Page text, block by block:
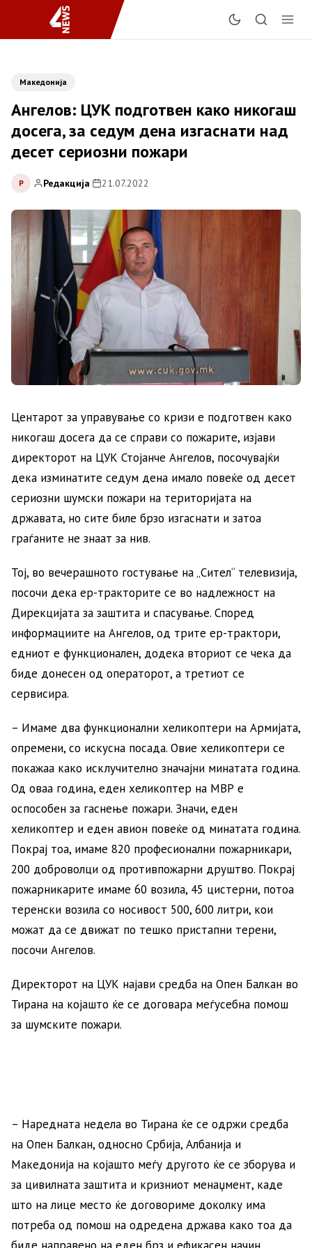
Македонија
Ангелов: ЦУК подготвен како никогаш
досега, за седум дена изгаснати над
десет сериозни пожари
Р Редакција| 21.07.2022
Центарот за управување со кризи е подготвен како
никогаш досега да се справи со пожарите, изјави
директорот на ЦУК Стојанче Ангелов, посочувајќи
дека изминатите седум дена имало повеќе од десет
сериозни шумски пожари на територијата на
државата, но сите биле брзо изгаснати и затоа
граѓаните не знаат за нив.
Тој, во вечерашното гостување на „Сител“ телевизија,
посочи дека ер-тракторите се во надлежност на
Дирекцијата за заштита и спасување. Според
информациите на Ангелов, од трите ер-трактори,
едниот е функционален, додека вториот се чека да
биде донесен од операторот, а третиот се
сервисира.
– Имаме два функционални хеликоптери на Армијата,
опремени, со искусна посада. Овие хеликоптери се
покажаа како исклучително значајни минатата година.
Од оваа година, еден хеликоптер на МВР е
оспособен за гаснење пожари. Значи, еден
хеликоптер и еден авион повеќе од минатата година.
Покрај тоа, имаме 820 професионални пожарникари,
200 доброволци од противпожарни друштво. Покрај
пожарникарите имаме 60 возила, 45 цистерни, потоа
теренски возила со носивост 500, 600 литри, кои
можат да се движат по тешко пристапни терени,
посочи Ангелов.
Директорот на ЦУК најави средба на Опен Балкан во
Тирана на којашто ќе се договара меѓусебна помош
за шумските пожари.
– Наредната недела во Тирана ќе се одржи средба
на Опен Балкан, односно Србија, Албанија и
Македонија на којашто меѓу другото ќе се зборува и
за цивилната заштита и кризниот менаџмент, каде
што на лице место ќе договориме доколку има
потреба од помош на одредена држава како тоа да